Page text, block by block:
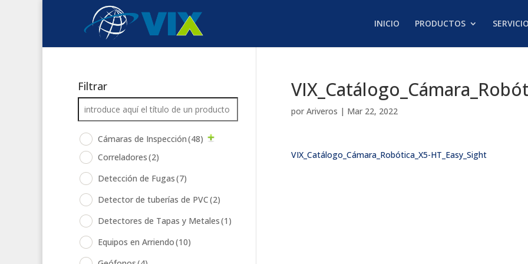
INICIO PRODUCTOS
por Ariveros | Mar 22, 2022
VIX_Catálogo_Cámara_Robótica_X5-HT_Easy_Sight
Filtrar
Cámaras de Inspección(48)
Correladores(2)
Detección de Fugas(7)
Detector de tuberías de PVC(2)
Detectores de Tapas y Metales(1)
Equipos en Arriendo(10)